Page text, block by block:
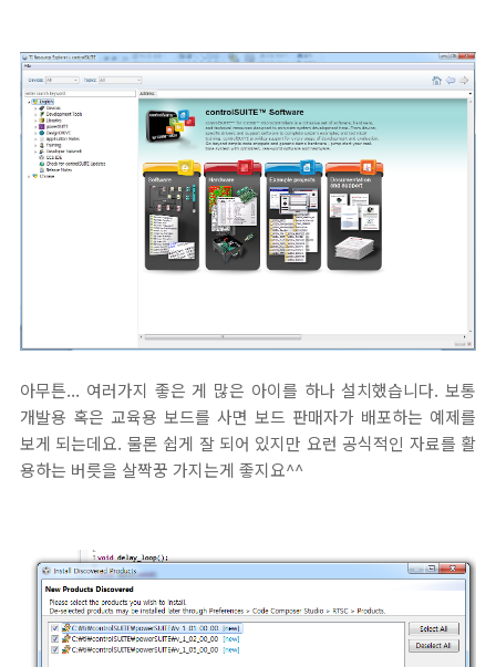
아무튼... 여러가지 좋은 게 많은 아이를 하나 설치했습니다. 보통
개발용 혹은 교육용 보드를 사면 보드 판매자가 배포하는 예제를
보게 되는데요. 물론 쉽게 잘 되어 있지만 요런 공식적인 자료를 활
용하는 버릇을 살짝꿍 가지는게 좋지요^^